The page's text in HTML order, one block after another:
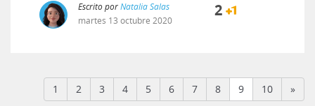
Escrito porNatalia Salas
martes 13 octubre 2020
2
1 2 3 4 5 6 7 8 9(current)
10 »